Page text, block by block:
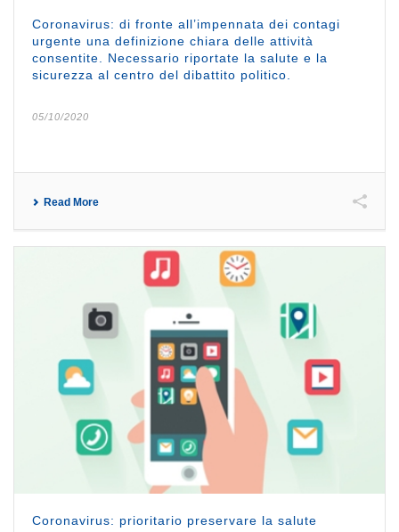
Coronavirus: di fronte all’impennata dei contagi
urgente una definizione chiara delle attività
consentite. Necessario riportate la salute e la
sicurezza al centro del dibattito politico.
05/10/2020
Read More
Coronavirus: prioritario preservare la salute